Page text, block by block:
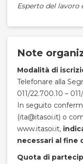
Esperto del lavoro
Note
Modalità di
Telefonare alla
011/22.700.10 –
In seguito
(ita@itasoi.it) o
www.itasoi.it,
necessari al
Quota di